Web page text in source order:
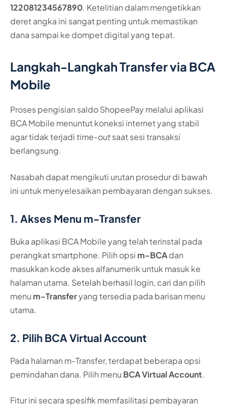
122081234567890. Ketelitian dalam mengetikkan
deret angka ini sangat penting untuk memastikan
dana sampai ke dompet digital yang tepat.
Langkah-Langkah Transfer via BCA
Mobile
Proses pengisian saldo ShopeePay melalui aplikasi
BCA Mobile menuntut koneksi internet yang stabil
agar tidak terjadi time-outsaat sesi transaksi
berlangsung.
Nasabah dapat mengikuti urutan prosedur di bawah
ini untuk menyelesaikan pembayaran dengan sukses.
1. Akses Menu m-Transfer
Buka aplikasi BCA Mobile yang telah terinstal pada
perangkat smartphone. Pilih opsi m-BCAdan
masukkan kode akses alfanumerik untuk masuk ke
halaman utama. Setelah berhasil login, cari dan pilih
menu m-Transferyang tersedia pada barisan menu
utama.
2. Pilih BCA Virtual Account
Pada halaman m-Transfer, terdapat beberapa opsi
pemindahan dana. Pilih menu BCA Virtual Account.
Fitur ini secara spesifik memfasilitasi pembayaran